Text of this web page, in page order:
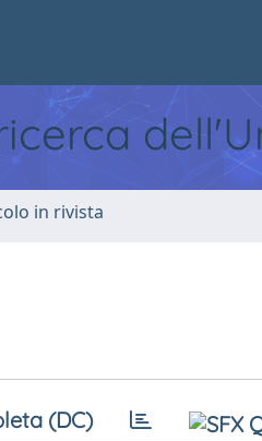
in rivista
(DC)